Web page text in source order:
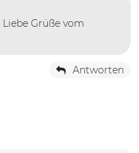
Grüße vom
Antworten